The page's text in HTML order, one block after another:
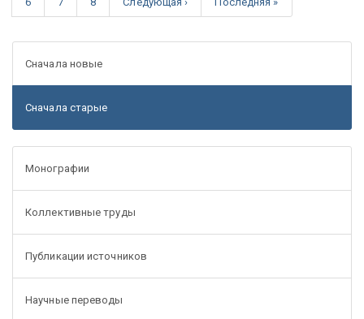
Сначала новые
Сначала старые
Монографии
Коллективные труды
Публикации источников
Научные переводы